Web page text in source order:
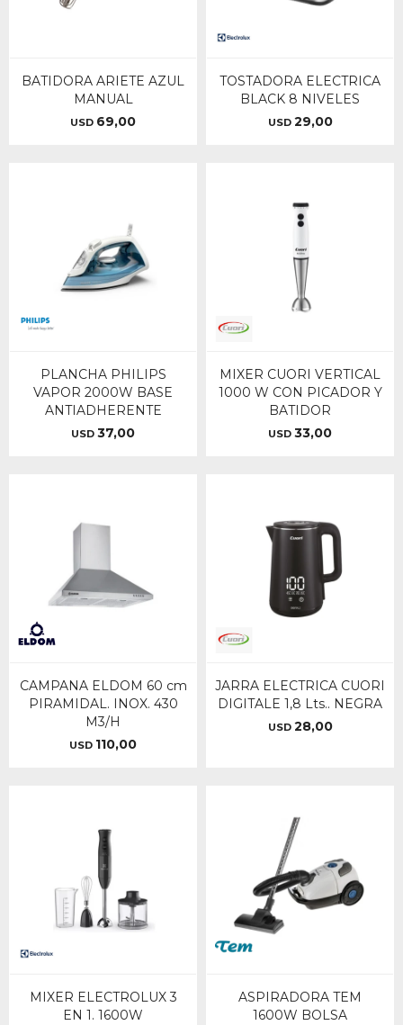
BATIDORA ARIETE AZUL
MANUAL
USD 69,00
TOSTADORA ELECTRICA
BLACK 8 NIVELES
USD 29,00
PLANCHA PHILIPS
VAPOR 2000W BASE
ANTIADHERENTE
USD 37,00
MIXER CUORI VERTICAL
1000 W CON PICADOR Y
BATIDOR
USD 33,00
CAMPANA ELDOM 60 cm
PIRAMIDAL. INOX. 430
M3/H
USD 110,00
JARRA ELECTRICA CUORI
DIGITALE 1,8 Lts.. NEGRA
USD 28,00
MIXER ELECTROLUX 3
EN 1. 1600W
ASPIRADORA TEM
1600W BOLSA